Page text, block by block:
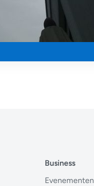
Business
Evenementen